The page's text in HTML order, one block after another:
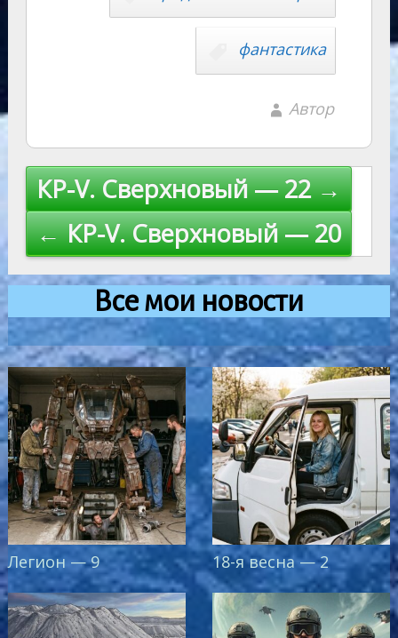
фантастика
Автор
Навигация
по
записям
КР-V. Сверхновый — 22 →
← КР-V. Сверхновый — 20
Все мои новости
Легион — 9 18-я весна — 2